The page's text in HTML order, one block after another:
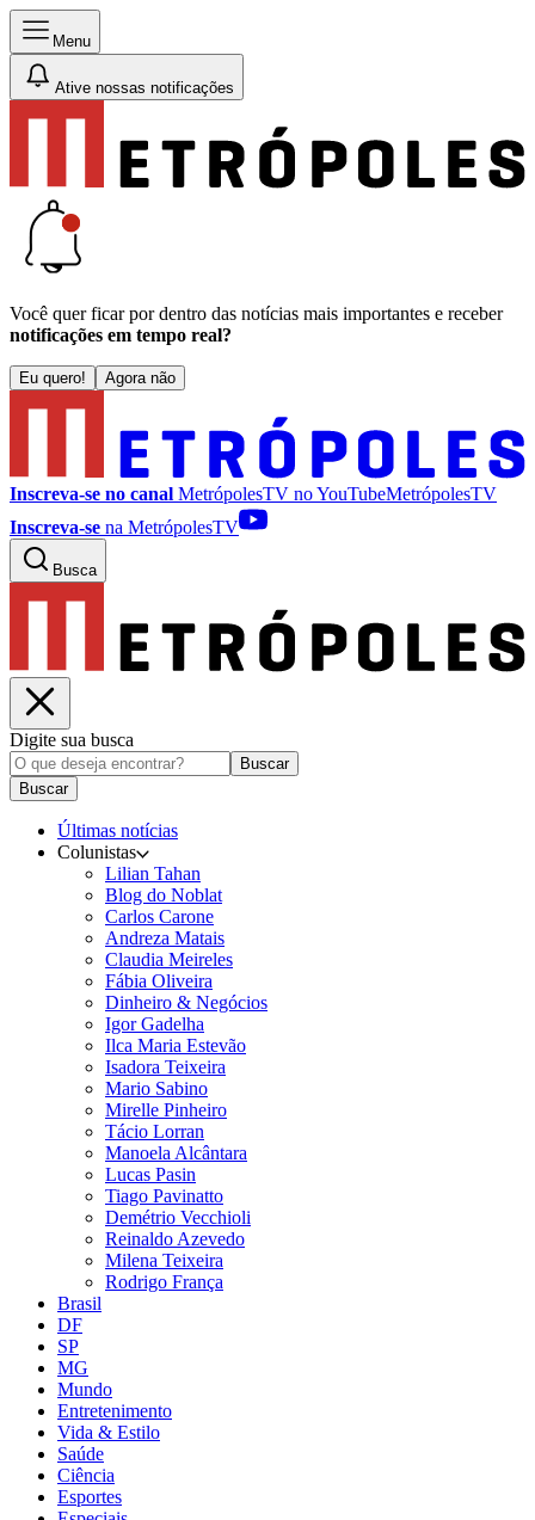
Menu
Ative nossas notificações
Você quer ficar por dentro das notícias mais importantes e receber
notificações em tempo real?
Eu quero! Agora não
Inscreva-se no canal MetrópolesTV noYouTubeMetrópolesTV
Inscreva-se na MetrópolesTV
Busca
Digite sua busca
Buscar
Buscar
Últimas notícias
Colunistas
Lilian Tahan
Blog do Noblat
Carlos Carone
Andreza Matais
Claudia Meireles
Fábia Oliveira
Dinheiro & Negócios
Igor Gadelha
Ilca Maria Estevão
Isadora Teixeira
Mario Sabino
Mirelle Pinheiro
Tácio Lorran
Manoela Alcântara
Lucas Pasin
Tiago Pavinatto
Demétrio Vecchioli
Reinaldo Azevedo
Milena Teixeira
Rodrigo França
Brasil
DF
SP
MG
Mundo
Entretenimento
Vida & Estilo
Saúde
Ciência
Esportes